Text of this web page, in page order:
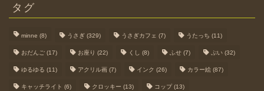
タグ
minne (8) うさぎ (329) うさぎカフェ (7) うたっち (11)
おだんご (17) お座り (22) くし (8) ふせ (7) ぷい (32)
ゆるゆる (11) アクリル画 (7) インク (26) カラー絵 (87)
キャッチライト (6) クロッキー (13) コップ(13)